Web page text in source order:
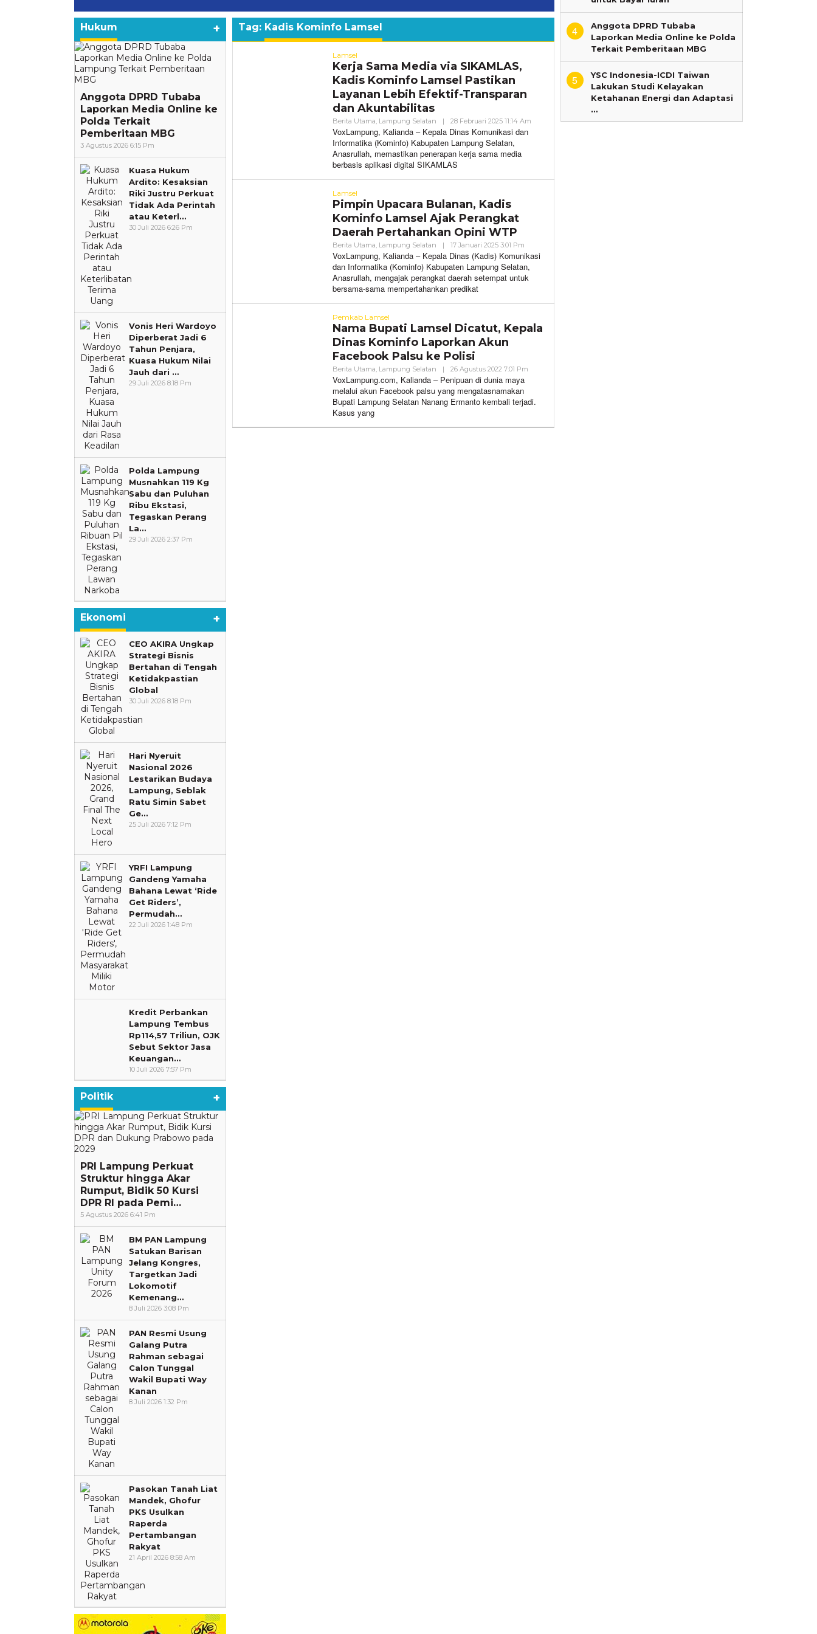
Hukum +
Anggota DPRD Tubaba
Laporkan Media Online ke
Polda Terkait
Pemberitaan MBG
3 Agustus 2026 6:15 Pm
Kuasa Hukum
Ardito: Kesaksian
Riki Justru Perkuat
Tidak Ada Perintah
atau Keterl…
30 Juli 2026 6:26 Pm
Vonis Heri Wardoyo
Diperberat Jadi 6
Tahun Penjara,
Kuasa Hukum Nilai
Jauh dari …
29 Juli 2026 8:18 Pm
Polda Lampung
Musnahkan 119 Kg
Sabu dan Puluhan
Ribu Ekstasi,
Tegaskan Perang
La…
29 Juli 2026 2:37 Pm
Ekonomi +
CEO AKIRA Ungkap
Strategi Bisnis
Bertahan di Tengah
Ketidakpastian
Global
30 Juli 2026 8:18 Pm
Hari Nyeruit
Nasional 2026
Lestarikan Budaya
Lampung, Seblak
Ratu Simin Sabet
Ge…
25 Juli 2026 7:12 Pm
YRFI Lampung
Gandeng Yamaha
Bahana Lewat ‘Ride
Get Riders’,
Permudah…
22 Juli 2026 1:48 Pm
Kredit Perbankan
Lampung Tembus
Rp114,57 Triliun, OJK
Sebut Sektor Jasa
Keuangan…
10 Juli 2026 7:57 Pm
Politik +
PRI Lampung Perkuat
Struktur hingga Akar
Rumput, Bidik 50 Kursi
DPR RI pada Pemi…
5 Agustus 2026 6:41 Pm
BM PAN Lampung
Satukan Barisan
Jelang Kongres,
Targetkan Jadi
Lokomotif
Kemenang…
8 Juli 2026 3:08 Pm
PAN Resmi Usung
Galang Putra
Rahman sebagai
Calon Tunggal
Wakil Bupati Way
Kanan
8 Juli 2026 1:32 Pm
Pasokan Tanah Liat
Mandek, Ghofur
PKS Usulkan
Raperda
Pertambangan
Rakyat
21 April 2026 8:58 Am
Tag: Kadis Kominfo Lamsel
Lamsel
Kerja Sama Media via SIKAMLAS,
Kadis Kominfo Lamsel Pastikan
Layanan Lebih Efektif-Transparan
dan Akuntabilitas
Berita Utama Lampung Selatan | 28 Februari 2025 11:14 Am
VoxLampung, Kalianda – Kepala Dinas Komunikasi dan
Informatika (Kominfo) Kabupaten Lampung Selatan,
Anasrullah, memastikan penerapan kerja sama media
berbasis aplikasi digital SIKAMLAS
Lamsel
Pimpin Upacara Bulanan, Kadis
Kominfo Lamsel Ajak Perangkat
Daerah Pertahankan Opini WTP
Berita Utama Lampung Selatan | 17 Januari 2025 3:01 Pm
VoxLampung
VoxLampung, Kalianda – Kepala Dinas (Kadis) Komunikasi
dan Informatika (Kominfo) Kabupaten Lampung Selatan,
Anasrullah, mengajak perangkat daerah setempat untuk
bersama-sama mempertahankan predikat
Pemkab Lamsel
Nama Bupati Lamsel Dicatut, Kepala
Dinas Kominfo Laporkan Akun
Facebook Palsu ke Polisi
Berita Utama Lampung Selatan | 26 Agustus 2022 7:01 Pm
VoxLampung.com, Kalianda – Penipuan di dunia maya
melalui akun Facebook palsu yang mengatasnamakan
Bupati Lampung Selatan Nanang Ermanto kembali terjadi.
Kasus yang
4
Anggota DPRD Tubaba
Laporkan Media Online ke Polda
Terkait Pemberitaan MBG
5
YSC Indonesia-ICDI Taiwan
Lakukan Studi Kelayakan
Ketahanan Energi dan Adaptasi
…